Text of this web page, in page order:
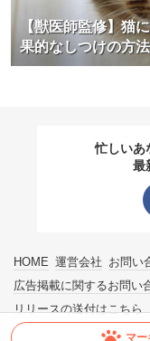
マー
【獣医師監修】猫
果的なしつけの方
忙しいあ
最
HOME 運営会社 お問い
広告掲載に関するお問い
リリースの送付はこちら